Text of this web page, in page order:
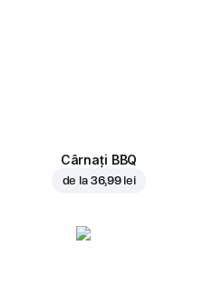
Cârnați BBQ
de la 36,99 lei